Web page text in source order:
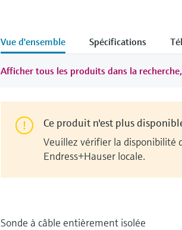
Vue d'ensemble Spécifications
Afficher tous les produits dans la
Ce produit n'est plus
Veuillez vérifier la disponibilité
Endress+Hauser locale.
Sonde à câble entièrement isolée